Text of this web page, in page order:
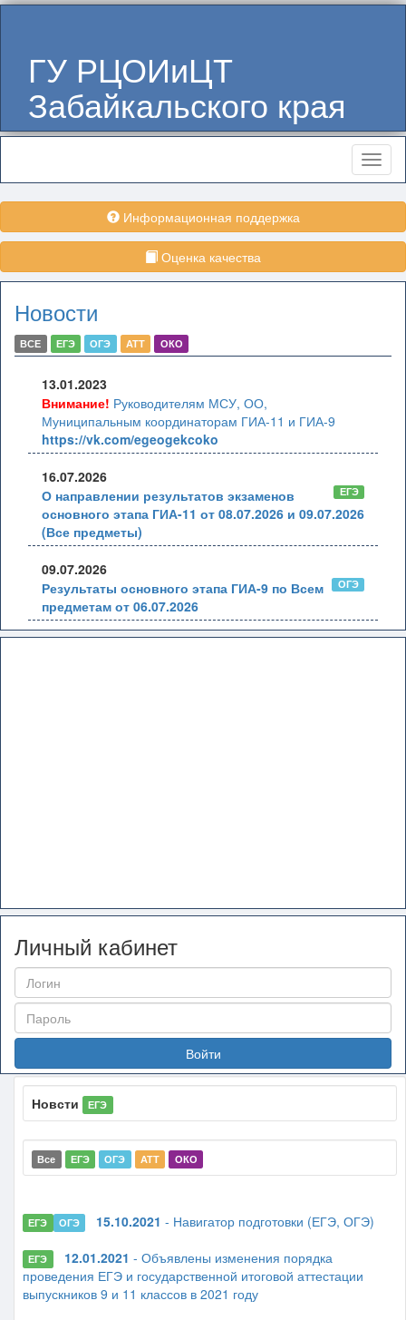
ГУ РЦОИиЦТ
Забайкальского края
Меню
Информационная поддержка
Оценка качества
Новости
ВСЕ ЕГЭ ОГЭ АТТ ОКО
13.01.2023
Внимание! Руководителям МСУ, ОО,
Муниципальным координаторам ГИА-11 и ГИА-9
https://vk.com/egeogekcoko
16.07.2026
ЕГЭ
О направлении результатов экзаменов
основного этапа ГИА-11 от 08.07.2026 и 09.07.2026
(Все предметы)
09.07.2026
ОГЭ
Результаты основного этапа ГИА-9 по Всем
предметам от 06.07.2026
Личный кабинет
Войти
Новсти ЕГЭ
Все ЕГЭ ОГЭ АТТ ОКО
ЕГЭ ОГЭ 15.10.2021 - Навигатор подготовки (ЕГЭ, ОГЭ)
ЕГЭ 12.01.2021 - Объявлены изменения порядка
проведения ЕГЭ и государственной итоговой аттестации
выпускников 9 и 11 классов в 2021 году